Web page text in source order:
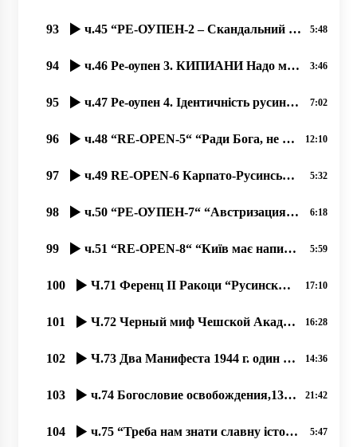
93 ч.45 “РЕ-ОУПЕН-2 – Скандальний Закон про мови та идентичность“ 15.11.2020, Димитрий Сидор 5:48
94 ч.46 Ре-оупен 3. КИПИАНИ Надо менять купола храмов в Закарпатье. Мало ему конфликтов в Украине؟ 3:46
95 ч.47 Ре-оупен 4. Ідентичність русинів – по-європейськи, чи русинська самосвідомість – по українськи. 7:02
96 ч.48 “RE-OPEN-5“ “Ради Бога, не читайте українські газети до обіду!“ 12:10
97 ч.49 RE-OPEN-6 Карпато-Русинська Автономна Церковь Сербського Патріархата, 20.11.2020 5:32
98 ч.50 “РЕ-ОУПЕН-7“ “Австризация“ церковной архитектуры Европы в 18-19 веках. 22.11.2020 6:18
99 ч.51 “RE-OPEN-8“ “Київ має написати історію Закарпаття! Не дати закарпатцям написати свою історію“! 5:59
100 Ч.71 Ференц ІІ Ракоци “Русинский народ данного слова придерживается“ 17:10
101 Ч.72 Черный миф Чешской Академии о языке русинском, как украинском 16:28
102 Ч.73 Два Манифеста 1944 г. один русинский, один от коммунистов 14:36
103 ч.74 Богословие освобождения,13.08.2020, проф. Димитрий Сидор 21:42
104 ч.75 “Треба нам знати славну історію русинов“, 26.08.2020, проф. Димитрий Сидор 5:47